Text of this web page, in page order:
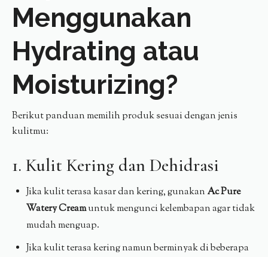
Menggunakan
Hydrating atau
Moisturizing?
Berikut panduan memilih produk sesuai dengan jenis
kulitmu:
1. Kulit Kering dan Dehidrasi
Jika kulit terasa kasar dan kering, gunakan Ac Pure
Watery Creamuntuk mengunci kelembapan agar tidak
mudah menguap.
Jika kulit terasa kering namun berminyak di beberapa